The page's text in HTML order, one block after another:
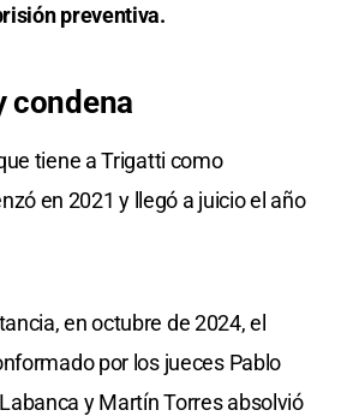
preventiva.
condena
tiene a Trigatti como
en 2021 y llegó a juicio el año
en octubre de 2024, el
por los jueces Pablo
y Martín Torres absolvió